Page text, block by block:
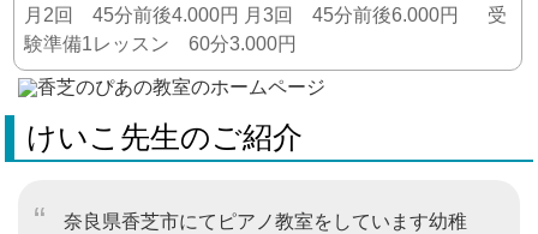
月2回 45分前後4.000円 月3回 45分前後6.000円 受
験準備1レッスン 60分3.000円
けいこ先生のご紹介
奈良県香芝市にてピアノ教室をしています幼稚